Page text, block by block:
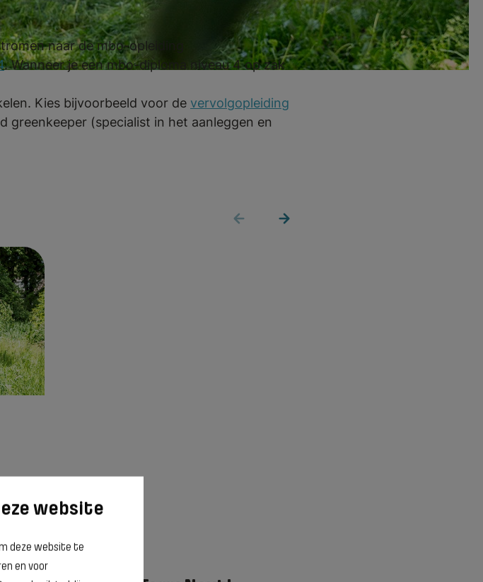
deze website te
en voor
naar de mbo-opleiding
. Wanneer je een mbo-diploma niveau 4 op zak
Kies bijvoorbeeld voor de vervolgopleiding
greenkeeper (specialist in het aanleggen en